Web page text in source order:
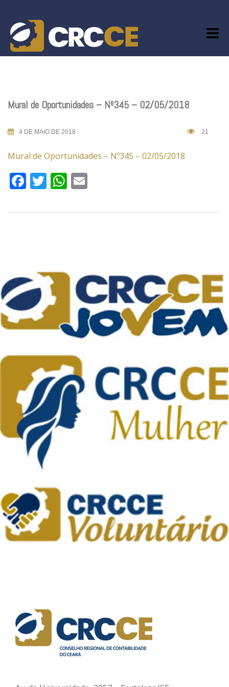
content
Mural de Oportunidades – Nº345 – 02/05/2018
4 DE MAIO DE 2018 21
Mural de Oportunidades – Nº345 – 02/05/2018
Facebook
TwitterWhatsApp